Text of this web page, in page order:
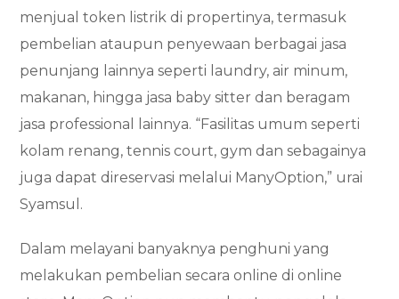
menjual token listrik di propertinya, termasuk
pembelian ataupun penyewaan berbagai jasa
penunjang lainnya seperti laundry, air minum,
makanan, hingga jasa baby sitter dan beragam
jasa professional lainnya. “Fasilitas umum seperti
kolam renang, tennis court, gym dan sebagainya
juga dapat direservasi melalui ManyOption,” urai
Syamsul.
Dalam melayani banyaknya penghuni yang
melakukan pembelian secara online di online